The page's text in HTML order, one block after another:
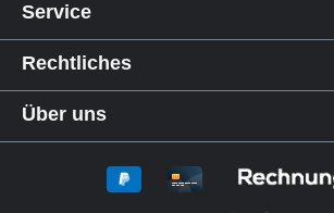
Service
Rechtliches
Über uns